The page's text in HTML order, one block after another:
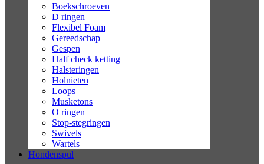
Boekschroeven
D ringen
Flexibel Foam
Gereedschap
Gespen
Half check ketting
Halsteringen
Holnieten
Loops
Musketons
O ringen
Stop-stegringen
Swivels
Wartels
Hondenspul